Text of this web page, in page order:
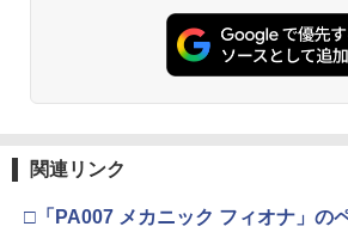
関連リンク
□「PA007 メカニック フィオナ」の